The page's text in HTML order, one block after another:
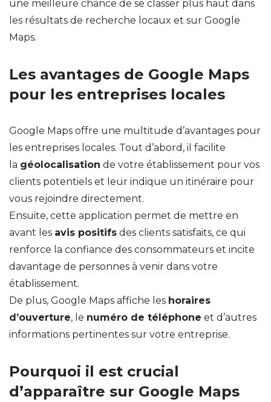
une meilleure chance de se classer plus haut dans
les résultats de recherche locaux et sur Google
Maps.
Les avantages de Google Maps
pour les entreprises locales
Google Maps offre une multitude d’avantages pour
les entreprises locales. Tout d’abord, il facilite
la géolocalisation de votre établissement pour vos
clients potentiels et leur indique un itinéraire pour
vous rejoindre directement.
Ensuite, cette application permet de mettre en
avant les avis positifs des clients satisfaits, ce qui
renforce la confiance des consommateurs et incite
davantage de personnes à venir dans votre
établissement.
De plus, Google Maps affiche les horaires
d’ouverture, le numéro de téléphone et d’autres
informations pertinentes sur votre entreprise.
Pourquoi il est crucial
d’apparaître sur Google Maps